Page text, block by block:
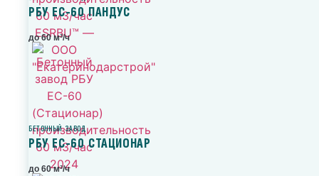
РБУ ЕС-60 ПАНДУС
до 60 м³/ч
БЕТОННЫЙ ЗАВОД
РБУ ЕС-60 СТАЦИОНАР
до 60 м³/ч